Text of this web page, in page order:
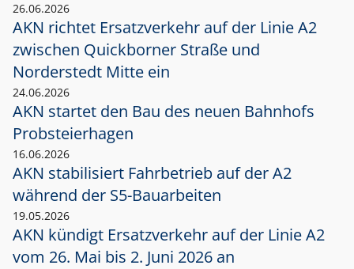
26.06.2026
AKN richtet Ersatzverkehr auf der Linie A2
zwischen Quickborner Straße und
Norderstedt Mitte ein
24.06.2026
AKN startet den Bau des neuen Bahnhofs
Probsteierhagen
16.06.2026
AKN stabilisiert Fahrbetrieb auf der A2
während der S5-Bauarbeiten
19.05.2026
AKN kündigt Ersatzverkehr auf der Linie A2
vom 26. Mai bis 2. Juni 2026 an